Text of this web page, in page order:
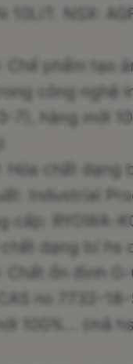
10LIT. NSX:
Chế phẩm tạo
trong công
7), hàng mới
Hóa chất dạng
Industrial
cấp: RYOWA-
chất dạng b/
Chất ổn định
no 7732-
100%... (mã